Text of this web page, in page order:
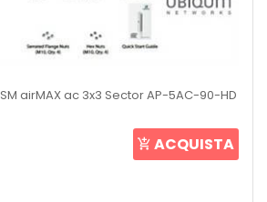
airMAX ac 3x3 Sector AP-5AC-90-HD
ACQUISTA